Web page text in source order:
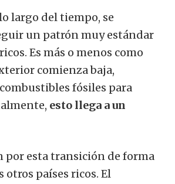
largo del tiempo, se
un patrón muy estándar
Es más o menos como
comienza baja,
fósiles para
esto llega a un
por esta transición de forma
países ricos. El